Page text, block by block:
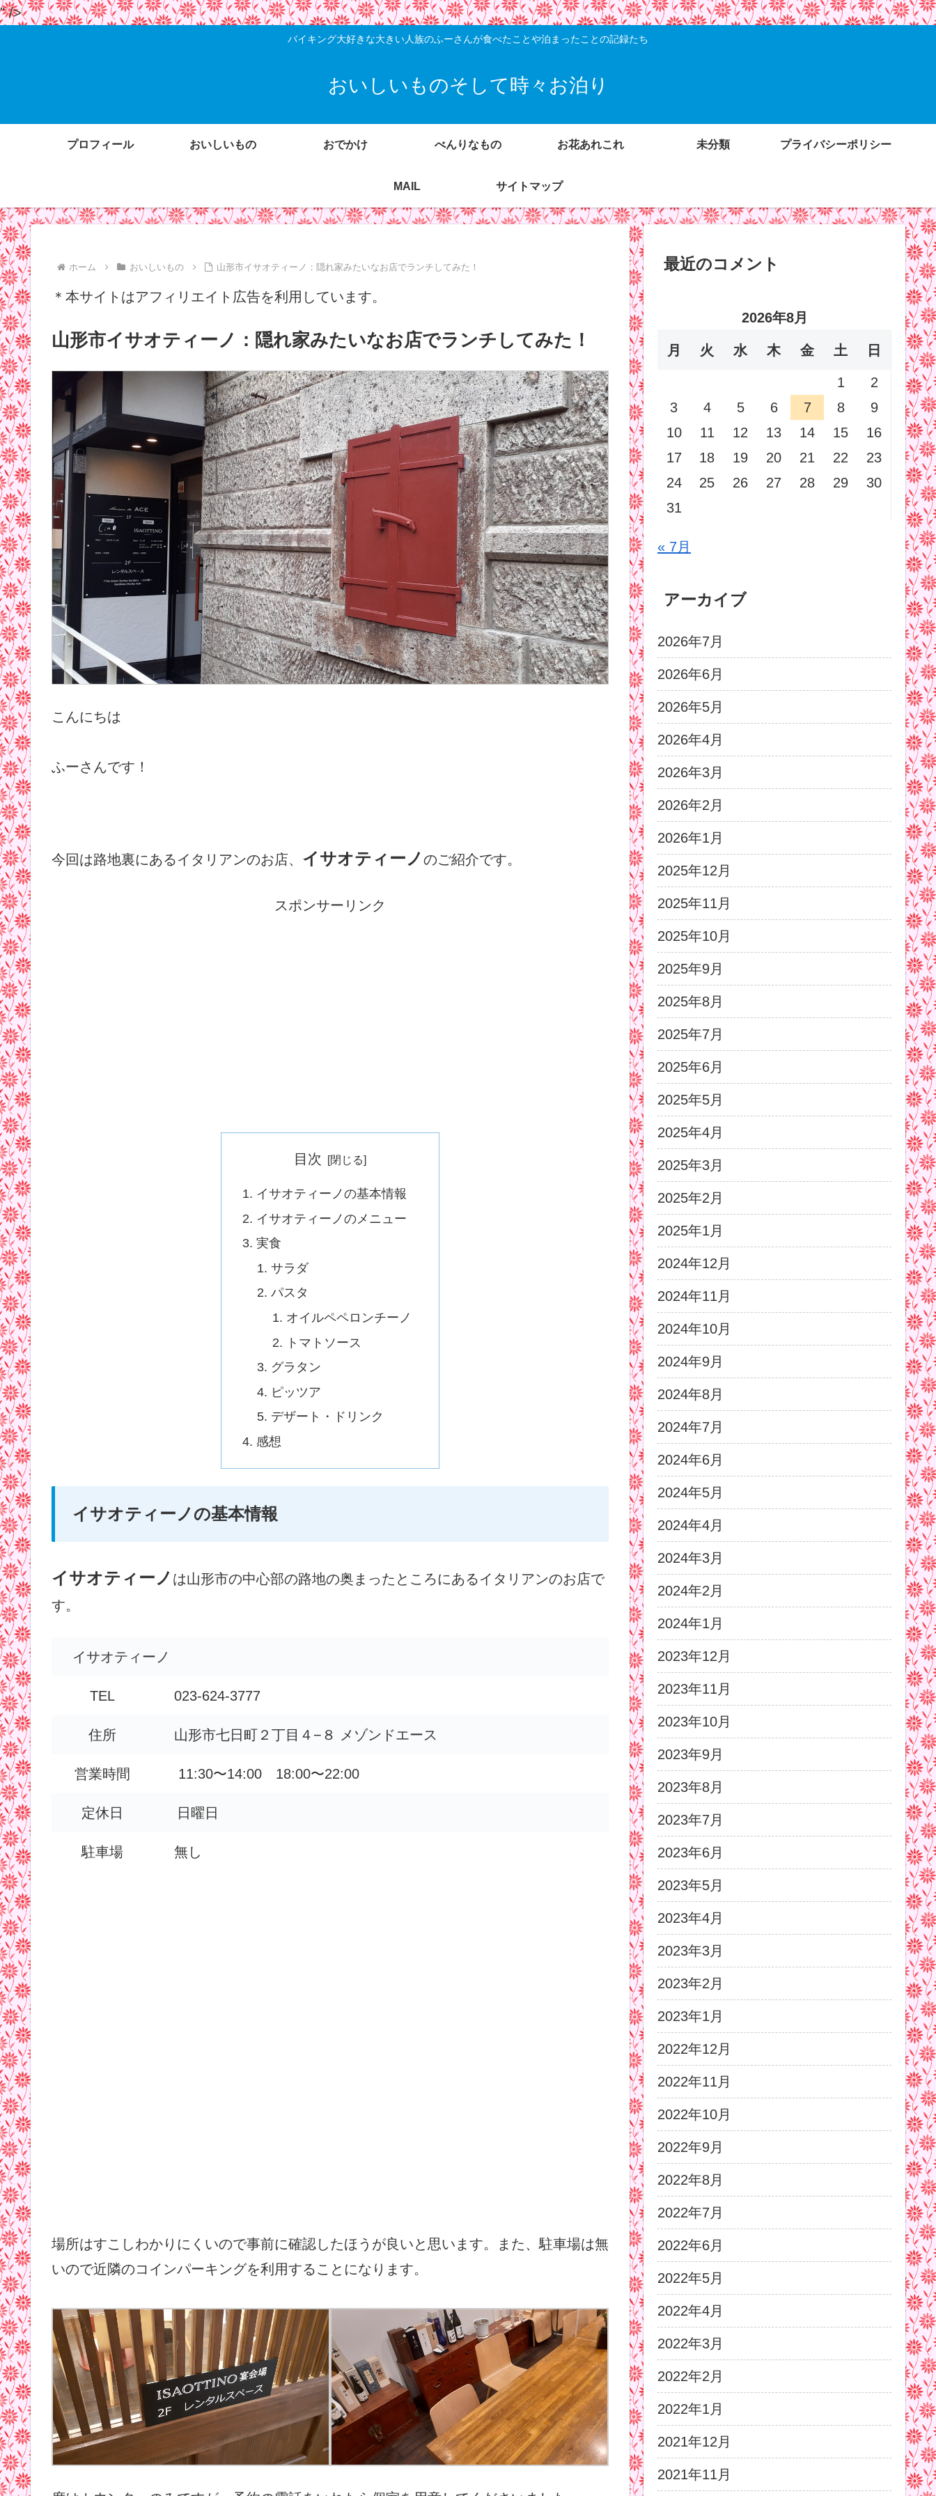
" />
バイキング大好きな大きい人族のふーさんが食べたことや泊まったことの記録たち
おいしいものそして時々お泊り
プロフィール おいしいもの おでかけ べんりなもの お花あれこれ 未分類 プライバシーポリシー
MAIL サイトマップ
ホーム おいしいもの 山形市イサオティーノ：隠れ家みたいなお店でランチしてみた！
＊本サイトはアフィリエイト広告を利用しています。
山形市イサオティーノ：隠れ家みたいなお店でランチしてみた！
こんにちは
ふーさんです！
今回は路地裏にあるイタリアンのお店、 イサオティーノ のご紹介です。
スポンサーリンク
目次
イサオティーノの基本情報
イサオティーノのメニュー
実食
サラダ
パスタ
オイルペペロンチーノ
トマトソース
グラタン
ピッツア
デザート・ドリンク
感想
イサオティーノの基本情報
イサオティーノ は山形市の中心部の路地の奥まったところにあるイタリアンのお店で
す。
イサオティーノ
TEL 023-624-3777
住所 山形市七日町２丁目４−８ メゾンドエース
営業時間 11:30〜14:00 18:00〜22:00
定休日 日曜日
駐車場 無し
場所はすこしわかりにくいので事前に確認したほうが良いと思います。また、駐車場は無
いので近隣のコインパーキングを利用することになります。
最近のコメント
2026年8月
月 火 水 木 金 土 日
1
2
3
4 5 6 7 8
9
10
11 12 13 14 15
16
17
18 19 20 21 22
23
24
25 26 27 28 29
30
31
« 7月
アーカイブ
2026年7月
2026年6月
2026年5月
2026年4月
2026年3月
2026年2月
2026年1月
2025年12月
2025年11月
2025年10月
2025年9月
2025年8月
2025年7月
2025年6月
2025年5月
2025年4月
2025年3月
2025年2月
2025年1月
2024年12月
2024年11月
2024年10月
2024年9月
2024年8月
2024年7月
2024年6月
2024年5月
2024年4月
2024年3月
2024年2月
2024年1月
2023年12月
2023年11月
2023年10月
2023年9月
2023年8月
2023年7月
2023年6月
2023年5月
2023年4月
2023年3月
2023年2月
2023年1月
2022年12月
2022年11月
2022年10月
2022年9月
2022年8月
2022年7月
2022年6月
2022年5月
2022年4月
2022年3月
2022年2月
2022年1月
2021年12月
2021年11月